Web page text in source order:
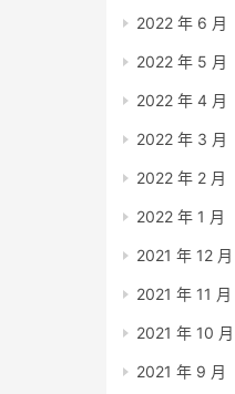
2022 年 6 月
2022 年 5 月
2022 年 4 月
2022 年 3 月
2022 年 2 月
2022 年 1 月
2021 年 12 月
2021 年 11 月
2021 年 10 月
2021 年 9 月